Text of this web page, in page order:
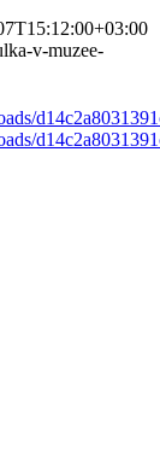
v-muzee-